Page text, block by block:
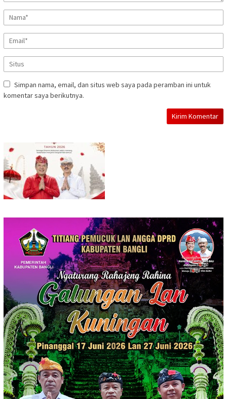
Simpan nama, email, dan situs web saya pada peramban ini untuk
komentar saya berikutnya.